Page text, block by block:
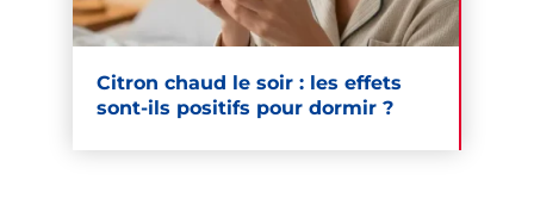
Citron chaud le soir : les effets
sont-ils positifs pour dormir ?